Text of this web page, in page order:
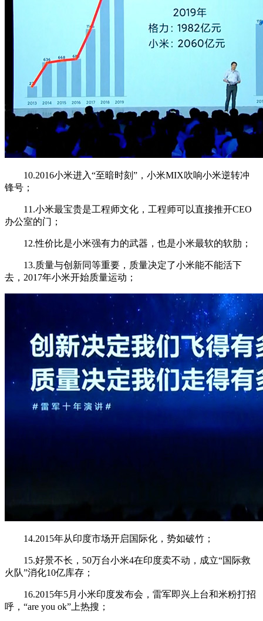
10.2016小米进入“至暗时刻”，小米MIX吹响小米逆转冲
锋号；
11.小米最宝贵是工程师文化，工程师可以直接推开CEO
办公室的门；
12.性价比是小米强有力的武器，也是小米最软的软肋；
13.质量与创新同等重要，质量决定了小米能不能活下
去，2017年小米开始质量运动；
14.2015年从印度市场开启国际化，势如破竹；
15.好景不长，50万台小米4在印度卖不动，成立“国际救
火队”消化10亿库存；
16.2015年5月小米印度发布会，雷军即兴上台和米粉打招
呼，“are you ok”上热搜；